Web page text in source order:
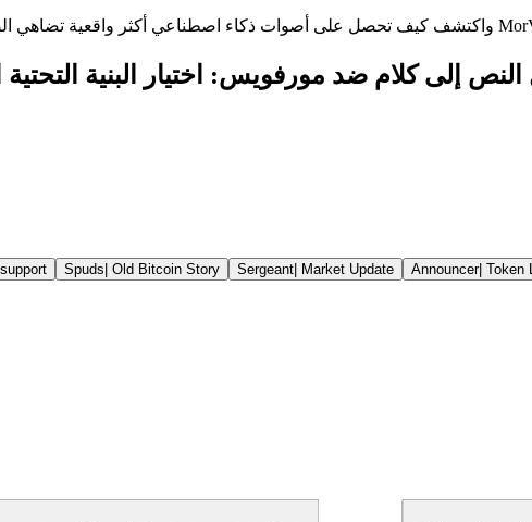
Announcer| Token
Sergeant| Market Update
Spuds| Old Bitcoin Story